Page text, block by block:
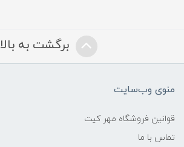
برگشت به بالا
منوی وب‌سایت
قوانین فروشگاه مهر کیت
تماس با ما